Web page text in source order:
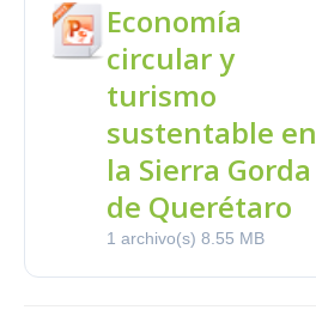
Economía
circular y
turismo
sustentable en
la Sierra Gorda
de Querétaro
1 archivo(s) 8.55 MB